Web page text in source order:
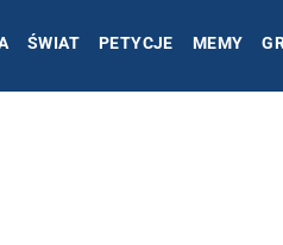
ŚWIAT PETYCJE MEMY